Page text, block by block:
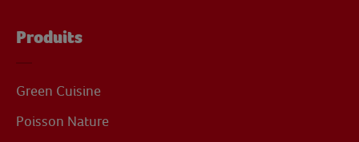
Produits
Green Cuisine
Poisson Nature